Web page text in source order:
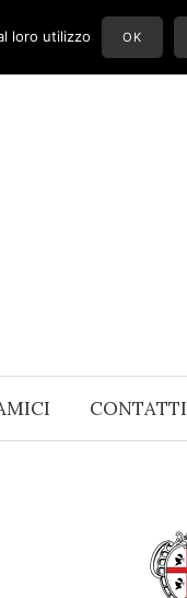
CONTATTI
loro utilizzo OK